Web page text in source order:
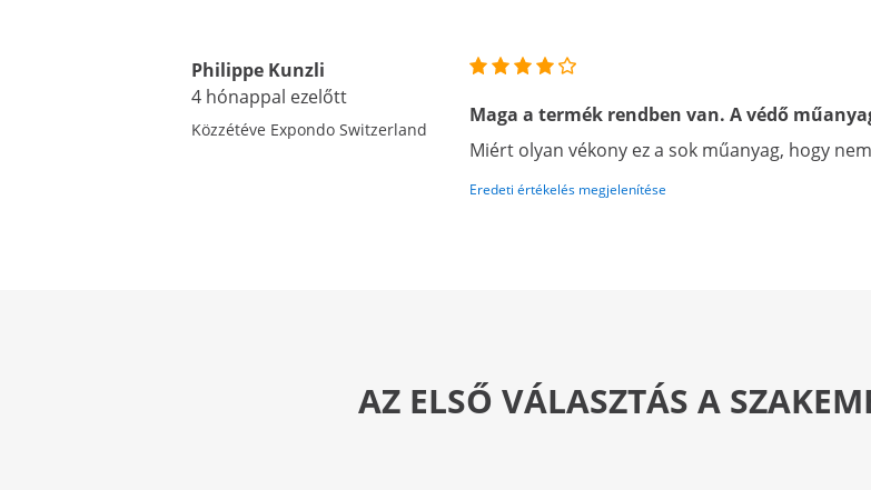
Philippe Kunzli
4 hónappal ezelőtt
Közzétéve Expondo Switzerland
Maga a termék rendben van. A védő
Miért olyan vékony ez a sok műanyag, hogy
Eredeti értékelés megjelenítése
AZ ELSŐ VÁLASZTÁS A